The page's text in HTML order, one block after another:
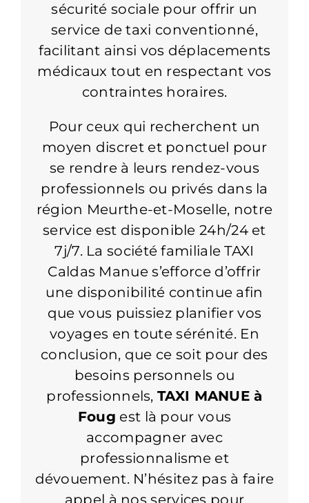
sécurité sociale pour offrir un
service de taxi conventionné,
facilitant ainsi vos déplacements
médicaux tout en respectant vos
contraintes horaires.
Pour ceux qui recherchent un
moyen discret et ponctuel pour
se rendre à leurs rendez-vous
professionnels ou privés dans la
région Meurthe-et-Moselle, notre
service est disponible 24h/24 et
7j/7. La société familiale TAXI
Caldas Manue s’efforce d’offrir
une disponibilité continue afin
que vous puissiez planifier vos
voyages en toute sérénité. En
conclusion, que ce soit pour des
besoins personnels ou
professionnels,TAXI MANUE à
Foug est là pour vous
accompagner avec
professionnalisme et
dévouement. N’hésitez pas à faire
appel à nos services pour